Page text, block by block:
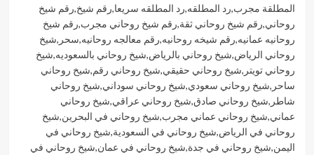
المطلقة مجرب,رد المطلقه,رد المطلقه سريعا,رقم شيخ,رقم شيخ
روحاني,رقم شيخ روحاني ثقة,رقم شيخ روحاني مجرب,رقم شيخ
روحانيه عمانيه,رقم شيخه روحانيه,رقم معالجه روحانيه,سحر ,شيخ
روحاني الرياض,شيخ روحاني بالرياض,شيخ روحاني بالسعوديه,شيخ
روحاني تويتر ,شيخ روحاني حقيقي,شيخ روحاني رقم,شيخ روحاني
ساحر ,شيخ روحاني سعودي,شيخ روحاني سوداني,شيخ روحاني
شاطر ,شيخ روحاني صادق,شيخ روحاني عراقي,شيخ روحاني
عماني,شيخ روحاني عماني مجرب,شيخ روحاني في البحرين,شيخ
روحاني في الرياض,شيخ روحاني في السعودية,شيخ روحاني في
اليمن,شيخ روحاني في جدة,شيخ روحاني في عمان,شيخ روحاني في